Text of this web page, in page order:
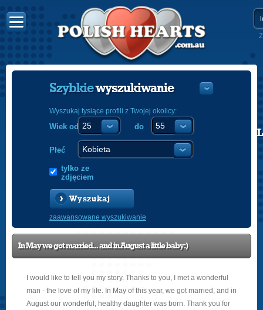
POLISH
Szybkiewyszukiwanie
Wyszukaj tysiące profili z Twojej okolicy:
Wiek od do
Płeć
tylko ze
zdjęciem
Wyszukaj
zaawansowane wyszukiwanie
In May we got married... and in August a little baby:)
I would like to tell you my story. Thanks to you, I met a wonderful
man - the love of my life. In May of this year, we got married, and in
August our wonderful, healthy daughter was born. Thank you for